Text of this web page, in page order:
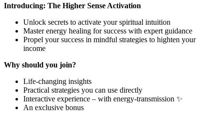
Introducing: The Higher Sense Activation
Unlock secrets to activate your spiritual intuition
Master energy healing for success with expert guidance
Propel your success in mindful strategies to highten your
income
Why should you join?
Life-changing insights
Practical strategies you can use directly
Interactive experience – with energy-transmission ✨
An exclusive bonus